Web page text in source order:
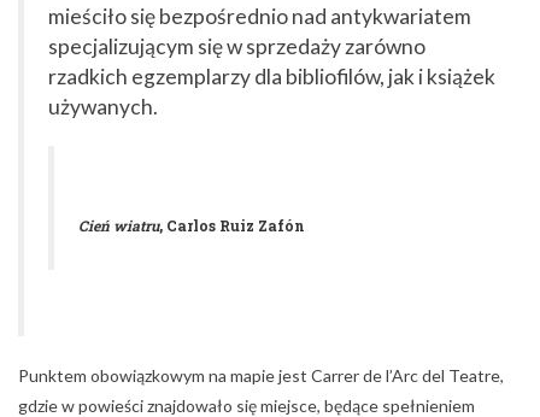
mieściło się bezpośrednio nad antykwariatem
specjalizującym się w sprzedaży zarówno
rzadkich egzemplarzy dla bibliofilów, jak i książek
używanych.
Cień wiatru, Carlos Ruiz Zafón
Punktem obowiązkowym na mapie jest Carrer de l’Arc del Teatre,
gdzie w powieści znajdowało się miejsce, będące spełnieniem